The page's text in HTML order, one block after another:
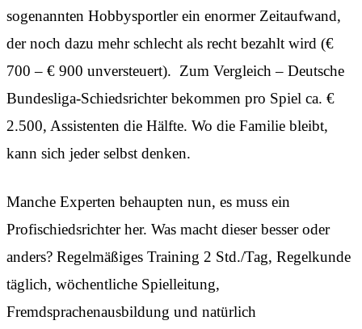
sogenannten Hobbysportler ein enormer Zeitaufwand,
der noch dazu mehr schlecht als recht bezahlt wird (€
700 – € 900 unversteuert). Zum Vergleich – Deutsche
Bundesliga-Schiedsrichter bekommen pro Spiel ca. €
2.500, Assistenten die Hälfte. Wo die Familie bleibt,
kann sich jeder selbst denken.
Manche Experten behaupten nun, es muss ein
Profischiedsrichter her. Was macht dieser besser oder
anders? Regelmäßiges Training 2 Std./Tag, Regelkunde
täglich, wöchentliche Spielleitung,
Fremdsprachenausbildung und natürlich